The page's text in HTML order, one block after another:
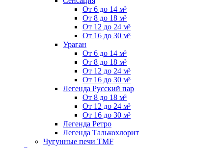
От 6 до 14 м³
От 8 до 18 м³
От 12 до 24 м³
От 16 до 30 м³
Ураган
От 6 до 14 м³
От 8 до 18 м³
От 12 до 24 м³
От 16 до 30 м³
Легенда Русский пар
От 8 до 18 м³
От 12 до 24 м³
От 16 до 30 м³
Легенда Ретро
Легенда Талькохлорит
Чугунные печи TMF